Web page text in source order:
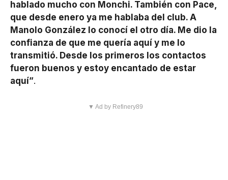
hablado mucho con Monchi. También con Pace,
que desde enero ya me hablaba del club. A
Manolo González lo conocí el otro día. Me dio la
confianza de que me quería aquí y me lo
transmitió. Desde los primeros los contactos
fueron buenos y estoy encantado de estar
aquí”.
▼ Ad by Refinery89